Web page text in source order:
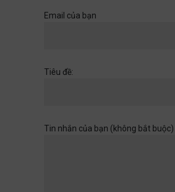
Email của bạn
Tiêu đề:
Tin nhắn của bạn (không bắt buộc)